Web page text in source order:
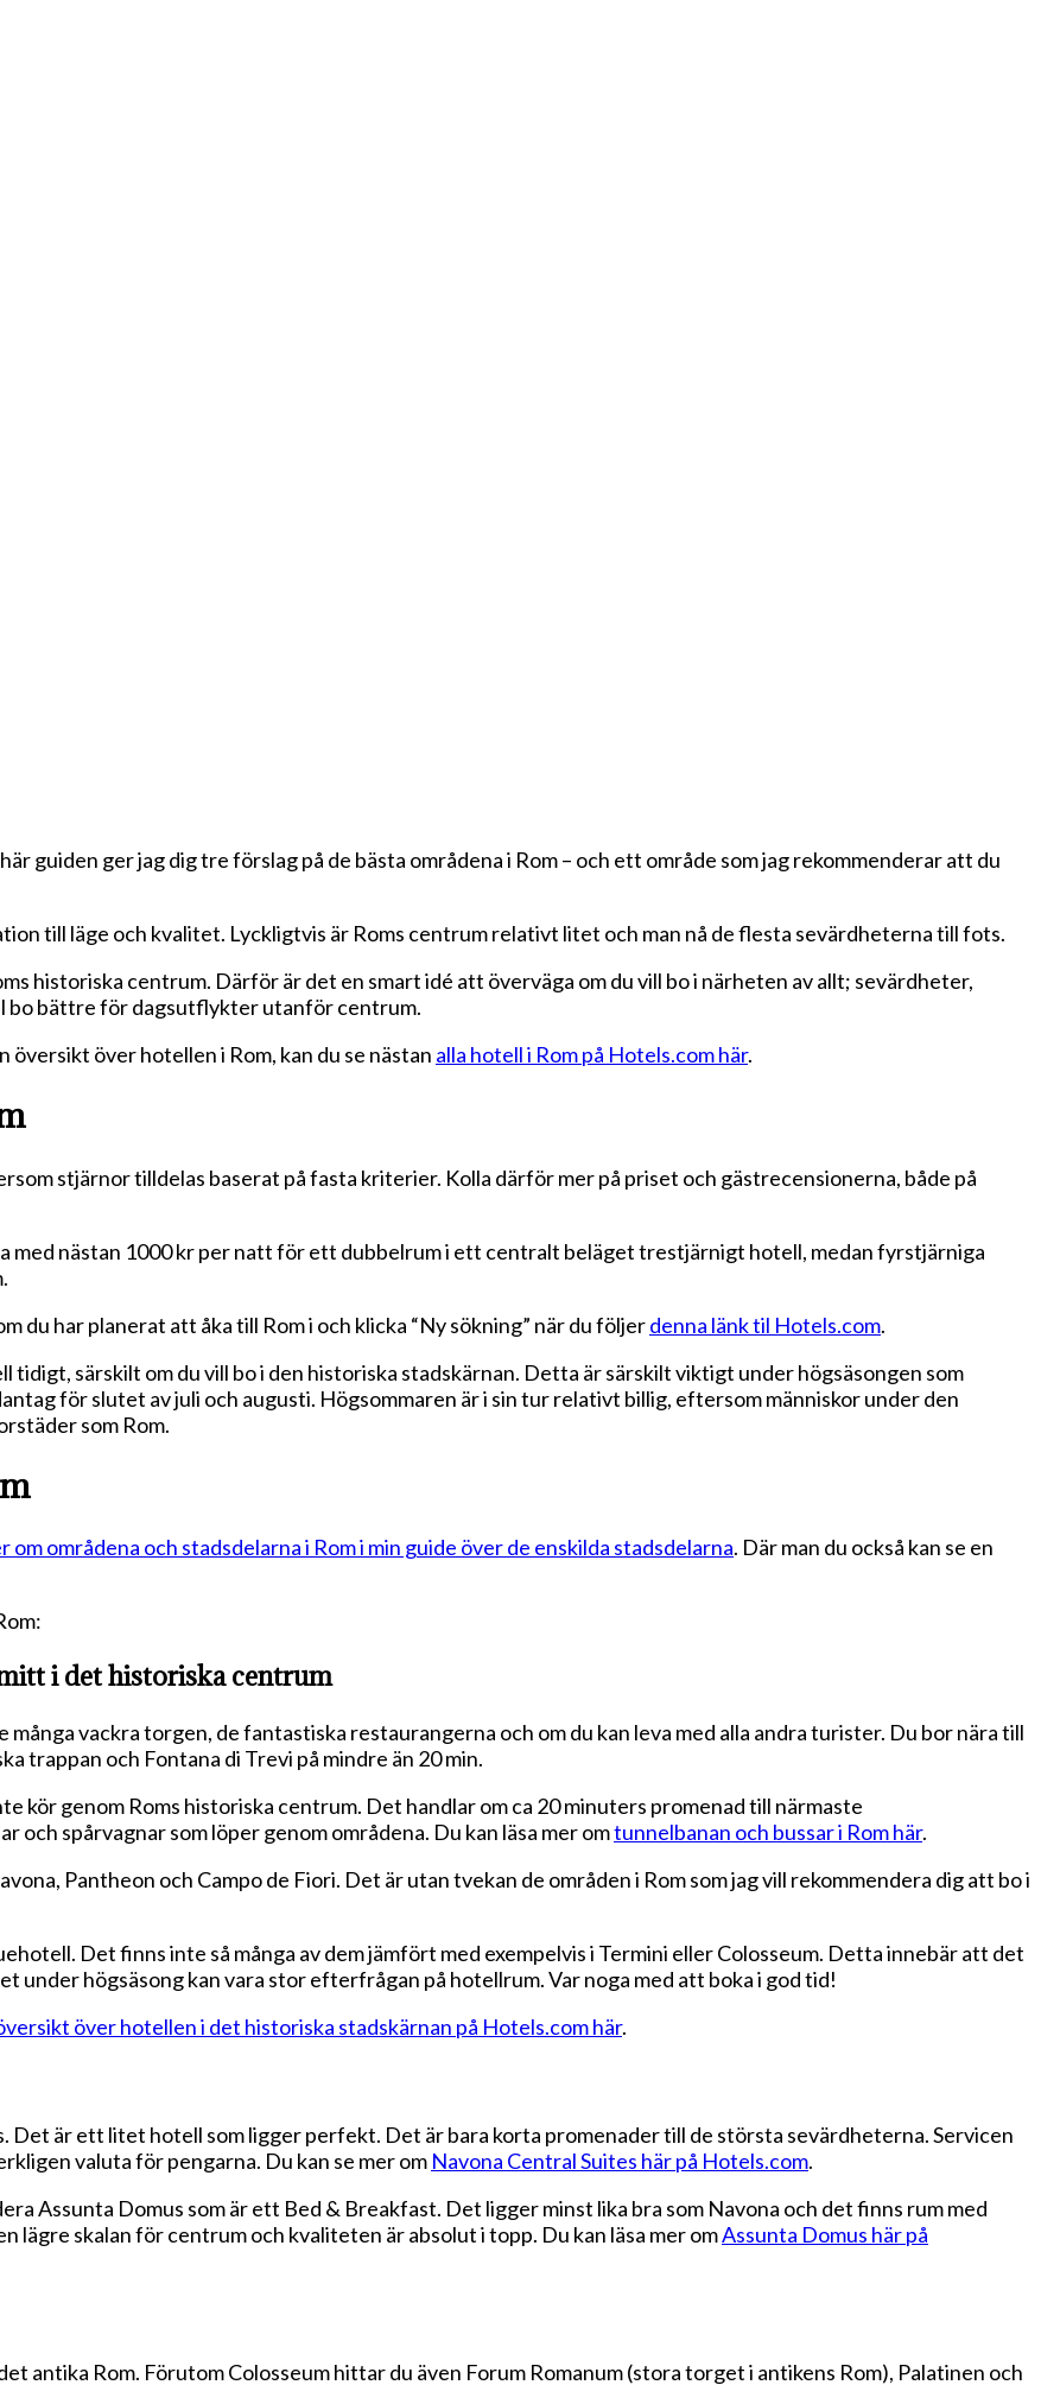
guiden ger jag dig tre förslag på de bästa områdena i Rom – och ett område som jag rekommenderar att du
till läge och kvalitet. Lyckligtvis är Roms centrum relativt litet och man nå de flesta sevärdheterna till fots.
historiska centrum. Därför är det en smart idé att överväga om du vill bo i närheten av allt; sevärdheter,
bo bättre för dagsutflykter utanför centrum.
översikt över hotellen i Rom, kan du se nästan alla hotell i Rom på Hotels.com här.
stjärnor tilldelas baserat på fasta kriterier. Kolla därför mer på priset och gästrecensionerna, både på
med nästan 1000 kr per natt för ett dubbelrum i ett centralt beläget trestjärnigt hotell, medan fyrstjärniga
du har planerat att åka till Rom i och klicka “Ny sökning” när du följerdenna länk til Hotels.com.
tidigt, särskilt om du vill bo i den historiska stadskärnan. Detta är särskilt viktigt under högsäsongen som
för slutet av juli och augusti. Högsommaren är i sin tur relativt billig, eftersom människor under den
som Rom.
om områdena och stadsdelarna i Rom i min guide över de enskilda stadsdelarna. Där man du också kan se en
i det historiska centrum
många vackra torgen, de fantastiska restaurangerna och om du kan leva med alla andra turister. Du bor nära till
trappan och Fontana di Trevi på mindre än 20 min.
kör genom Roms historiska centrum. Det handlar om ca 20 minuters promenad till närmaste
spårvagnar som löper genom områdena. Du kan läsa mer omtunnelbanan och bussar i Rom här.
Pantheon och Campo de Fiori. Det är utan tvekan de områden i Rom som jag vill rekommendera dig att bo i
Det finns inte så många av dem jämfört med exempelvis i Termini eller Colosseum. Detta innebär att det
under högsäsong kan vara stor efterfrågan på hotellrum. Var noga med att boka i god tid!
över hotellen i det historiska stadskärnan på Hotels.com här.
är ett litet hotell som ligger perfekt. Det är bara korta promenader till de största sevärdheterna. Servicen
valuta för pengarna. Du kan se mer om Navona Central Suites här på Hotels.com.
Assunta Domus som är ett Bed & Breakfast. Det ligger minst lika bra som Navona och det finns rum med
lägre skalan för centrum och kvaliteten är absolut i topp. Du kan läsa mer omAssunta Domus här på
antika Rom. Förutom Colosseum hittar du även Forum Romanum (stora torget i antikens Rom), Palatinen och